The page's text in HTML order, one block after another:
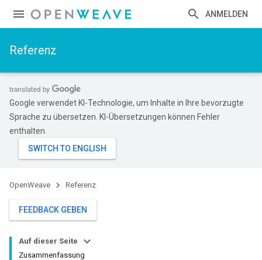
ANMELDEN
Referenz
Google verwendet KI-Technologie, um Inhalte in Ihre bevorzugte
Sprache zu übersetzen. KI-Übersetzungen können Fehler
enthalten.
OpenWeave Referenz
FEEDBACK GEBEN
Auf dieser Seite
Zusammenfassung